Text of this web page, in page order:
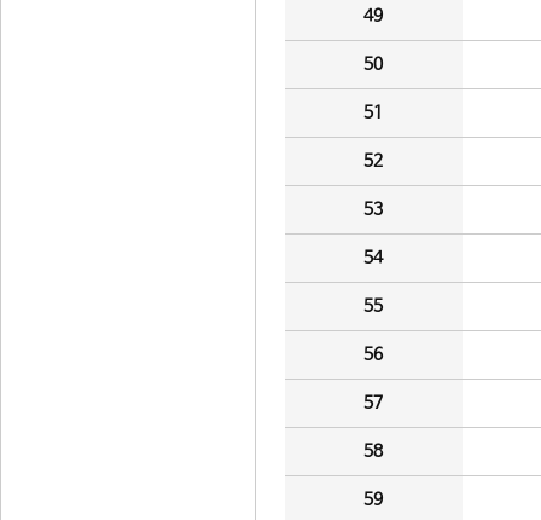
49
50
51
52
53
54
55
56
57
58
59